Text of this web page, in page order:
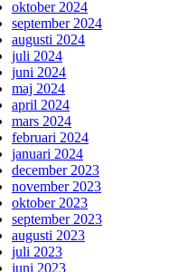
oktober 2024
september 2024
augusti 2024
juli 2024
juni 2024
maj 2024
april 2024
mars 2024
februari 2024
januari 2024
december 2023
november 2023
oktober 2023
september 2023
augusti 2023
juli 2023
juni 2023